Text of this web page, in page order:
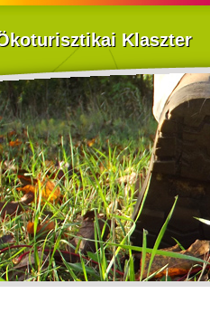
Klaszter